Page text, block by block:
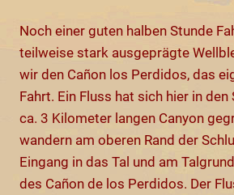
Noch einer guten halben Stunde
teilweise stark ausgeprägte
wir den Cañon los Perdidos, das
Fahrt. Ein Fluss hat sich hier in den
ca. 3 Kilometer langen Canyon
wandern am oberen Rand der
Eingang in das Tal und am
des Cañon de los Perdidos. Der